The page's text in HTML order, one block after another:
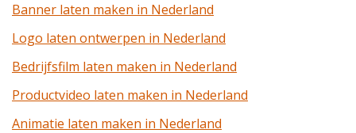
Banner laten maken in Nederland
Logo laten ontwerpen in Nederland
Bedrijfsfilm laten maken in Nederland
Productvideo laten maken in Nederland
Animatie laten maken in Nederland